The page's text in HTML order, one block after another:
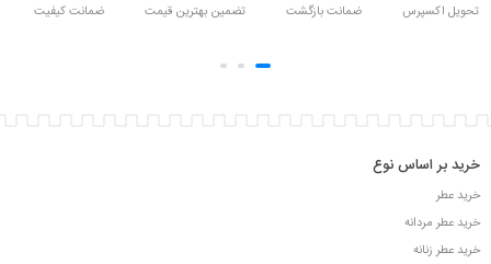
تحویل اکسپرس ضمانت بازگشت تضمین بهترین قیمت ضمانت کیفیت
خرید بر اساس نوع
خرید عطر
خرید عطر مردانه
خرید عطر زنانه